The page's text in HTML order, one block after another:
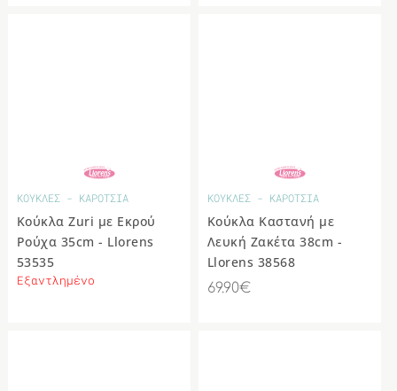
ΚΟΥΚΛΕΣ - ΚΑΡΟΤΣΙΑ
Κούκλα Zuri με Εκρού
Ρούχα 35cm - Llorens
53535
Εξαντλημένο
ΚΟΥΚΛΕΣ - ΚΑΡΟΤΣΙΑ
Κούκλα Καστανή με
Λευκή Ζακέτα 38cm -
Llorens 38568
69.90€